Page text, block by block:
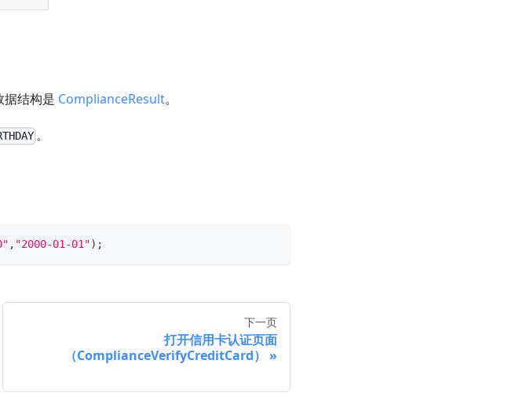
据结构是 ComplianceResult。
。
, "2000-01-01") ;
下一页
打开信用卡认证页面
（ComplianceVerifyCreditCard）